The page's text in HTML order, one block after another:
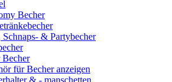
Becher
Schnaps- & Partybecher
für Becher anzeigen
& - manschetten